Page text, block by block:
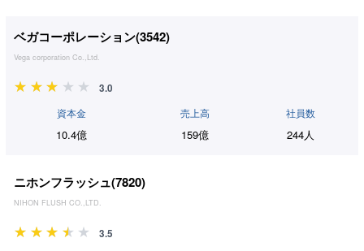
ベガコーポレーション(3542)
Vega corporation Co.,Ltd.
3.0
資本金
10.4億
売上高
159億
社員数
244人
ニホンフラッシュ(7820)
NIHON FLUSH CO.,LTD.
3.5